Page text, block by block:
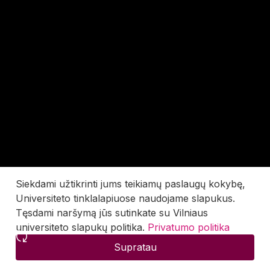
Siekdami užtikrinti jums teikiamų paslaugų kokybę,
Universiteto tinklalapiuose naudojame slapukus.
Tęsdami naršymą jūs sutinkate su Vilniaus
universiteto slapukų politika. Privatumo politika
Supratau